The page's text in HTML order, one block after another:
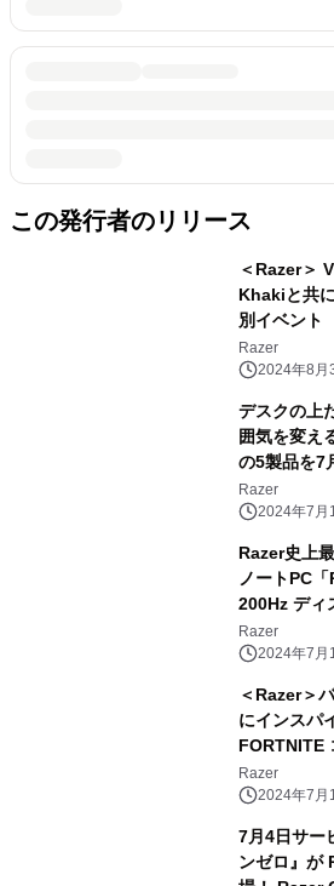
この発行者のリリース
＜Razer＞
Khakiと共
別イベント
Blade」を9/
Razer
2024年8月
デスクの上
囲気を変え
の5製品を7
Razer
2024年7月
Razer史上
ノートPC
200Hz ディ
(金)より販売
Razer
2024年7月
＜Razer＞
にインスパ
FORTNITE
26日(金)よ
Razer
2024年7月
7月4日サー
ンゼロ』が